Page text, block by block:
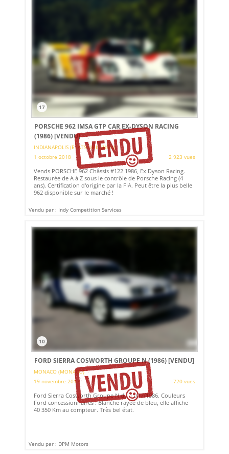
17
PORSCHE 962 IMSA GTP CAR EX-DYSON RACING
(1986)[VENDU]
INDIANAPOLIS (ETATS-UNIS (USA))
1 octobre 2018
2 923 vues
Vends PORSCHE 962 Châssis #122 1986, Ex Dyson Racing.
Restaurée de A à Z sous le contrôle de Porsche Racing (4
ans). Certification d'origine par la FIA. Peut être la plus belle
962 disponible sur le marché !
Vendu par : Indy Competition Services
10
FORD SIERRA COSWORTH GROUPE N (1986)[VENDU]
MONACO (MONACO)
19 novembre 2017
720 vues
Ford Sierra Cosworth Groupe N du 11/12/1986. Couleurs
Ford concessionnaires : Blanche rayée de bleu, elle affiche
40 350 Km au compteur. Très bel état.
Vendu par : DPM Motors